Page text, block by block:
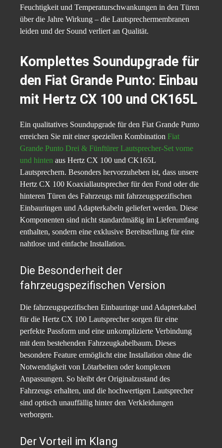
Feuchtigkeit und Temperaturschwankungen in den Türen
über die Jahre Wirkung – die Lautsprechermembranen
leiden und der Sound verliert an Qualität.
Komplettes Soundupgrade für
den Fiat Grande Punto: Einbau
mit Hertz CX 100 und CK165L
Ein qualitatives Soundupgrade für den Fiat Grande Punto
erreichen Sie mit einer speziellen Kombination Fiat
Grande Punto Drei & Fünftürer Lautsprecher-Set vorne
und hinten aus Hertz CX 100 und CK165L
Lautsprechern. Besonders hervorzuheben ist, dass unsere
Hertz CX 100 Koaxiallautsprecher für den Fond oder die
hinteren Türen des Fahrzeugs mit fahrzeugspezifischen
Einbauringen und Adapterkabeln geliefert werden. Diese
Komponenten sind nicht standardmäßig im Lieferumfang
enthalten, sondern eine exklusive Bereitstellung für eine
nahtlose und einfache Installation.
Die Besonderheit der
fahrzeugspezifischen Version
Die fahrzeugspezifischen Einbauringe und Adapterkabel
für die Hertz CX 100 Lautsprecher sorgen für eine
perfekte Passform und eine unkomplizierte Verbindung
mit dem bestehenden Fahrzeugkabelbaum. Dieses
besondere Feature ermöglicht eine Installation ohne die
Notwendigkeit von Lötarbeiten oder komplexen
Anpassungen. So bleibt der Originalzustand des
Fahrzeugs erhalten, und die hochwertigen Lautsprecher
sind optisch unauffällig hinter den Verkleidungen
verborgen.
Der Vorteil im Klang